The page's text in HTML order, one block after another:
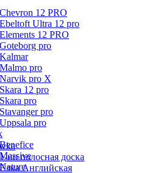
Chevron 12 PRO
Ebeltoft Ultra 12 pro
Elements 12 PRO
Goteborg pro
Kalmar
Malmo pro
Narvik pro X
Skara 12 pro
Skara pro
Stavanger pro
Uppsala pro
Benefice
Massive
Nature
1-но полосная доска
Елка Английская